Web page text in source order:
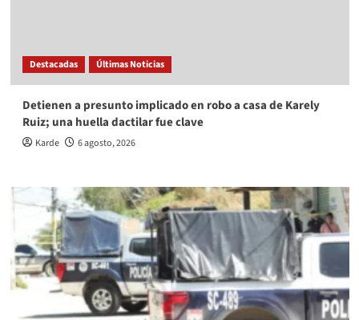
Destacadas Últimas Noticias
Detienen a presunto implicado en robo a casa de Karely
Ruiz; una huella dactilar fue clave
Karde 6 agosto, 2026